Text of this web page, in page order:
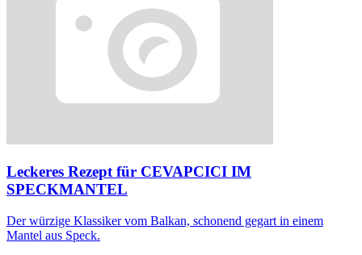
Leckeres Rezept für CEVAPCICI IM
SPECKMANTEL
Der würzige Klassiker vom Balkan, schonend gegart in einem
Mantel aus Speck.